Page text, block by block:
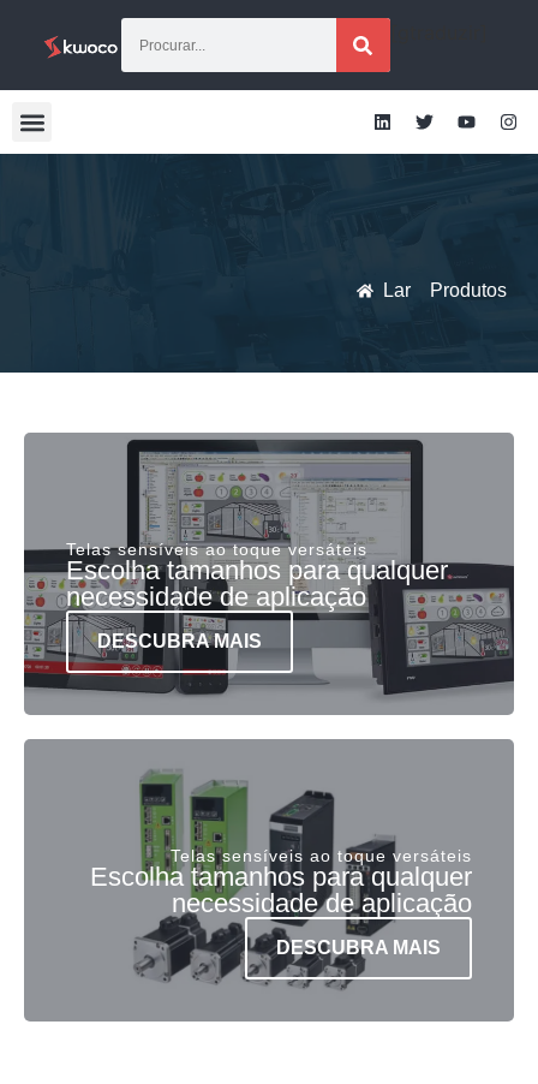
Lar Produtos
Telas sensíveis ao toque versáteis
Escolha tamanhos para qualquer
necessidade de aplicação
DESCUBRA MAIS
Telas sensíveis ao toque versáteis
Escolha tamanhos para qualquer
necessidade de aplicação
DESCUBRA MAIS